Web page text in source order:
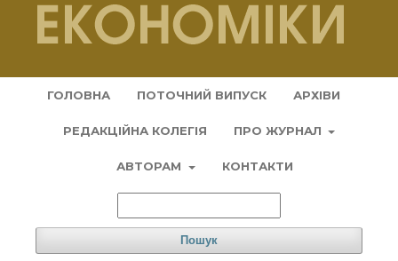
ГОЛОВНА ПОТОЧНИЙ ВИПУСК АРХІВИ
РЕДАКЦІЙНА КОЛЕГІЯ ПРО ЖУРНАЛ
АВТОРАМ КОНТАКТИ
Пошук